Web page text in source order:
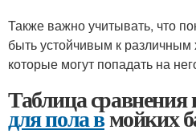
Также важно учитывать, что
быть устойчивым к
которые могут попадать на
Таблица
для пола вмойких